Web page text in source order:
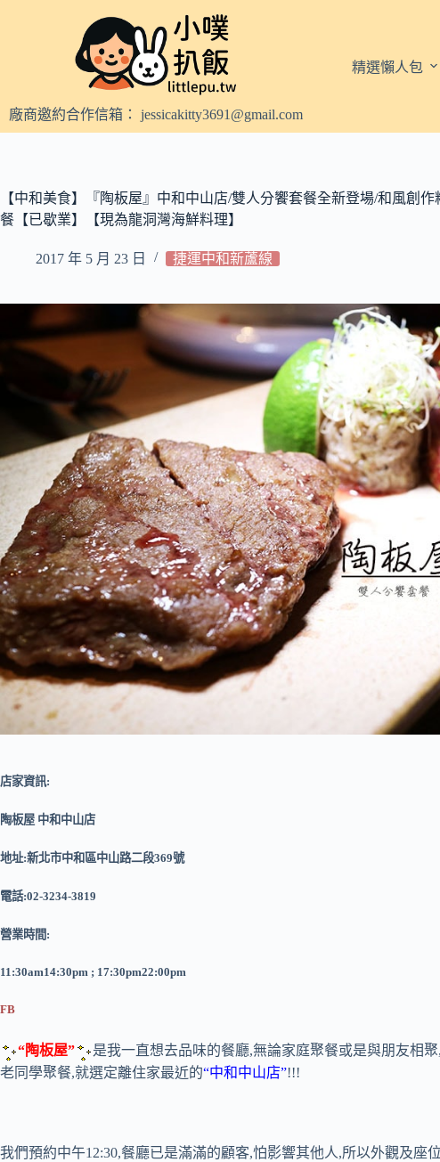
容廠商邀約合作信箱： jessicakitty3691@gmail.com
精選懶人包
【中和美食】『陶板屋』中和中山店/雙人分饗套餐全新登場/和風創
餐【已歇業】【現為龍洞灣海鮮料理】
2017 年 5 月 23 日 捷運中和新蘆線
店家資訊:
陶板屋 中和中山店
地址:新北市中和區中山路二段369號
電話:02-3234-3819
營業時間:
11:30am14:30pm ; 17:30pm22:00pm
FB
“陶板屋”
是我一直想去品味的餐廳,無論家庭聚餐或是與朋友相
老同學聚餐,就選定離住家最近的“中和中山店”!!!
我們預約中午12:30,餐廳已是滿滿的顧客,怕影響其他人,所以外觀及座